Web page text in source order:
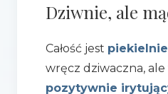
Dziwnie, ale
Całość jest
wręcz dziwaczna,
pozytywnie